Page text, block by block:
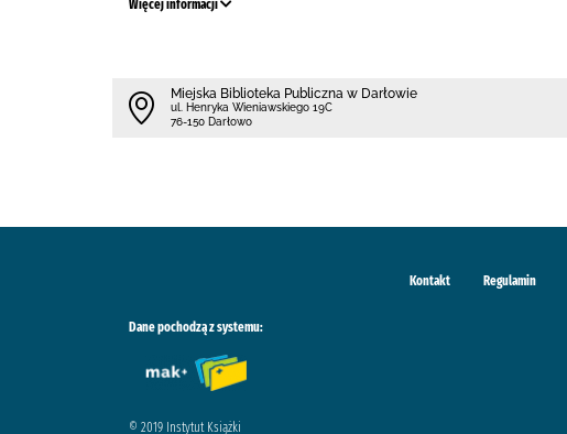
Więcej informacji
Miejska Biblioteka Publiczna w Darłowie
ul. Henryka Wieniawskiego 19C
76-150 Darłowo
Kontakt Regulamin
Dane pochodzą z systemu:
© 2019 Instytut Książki